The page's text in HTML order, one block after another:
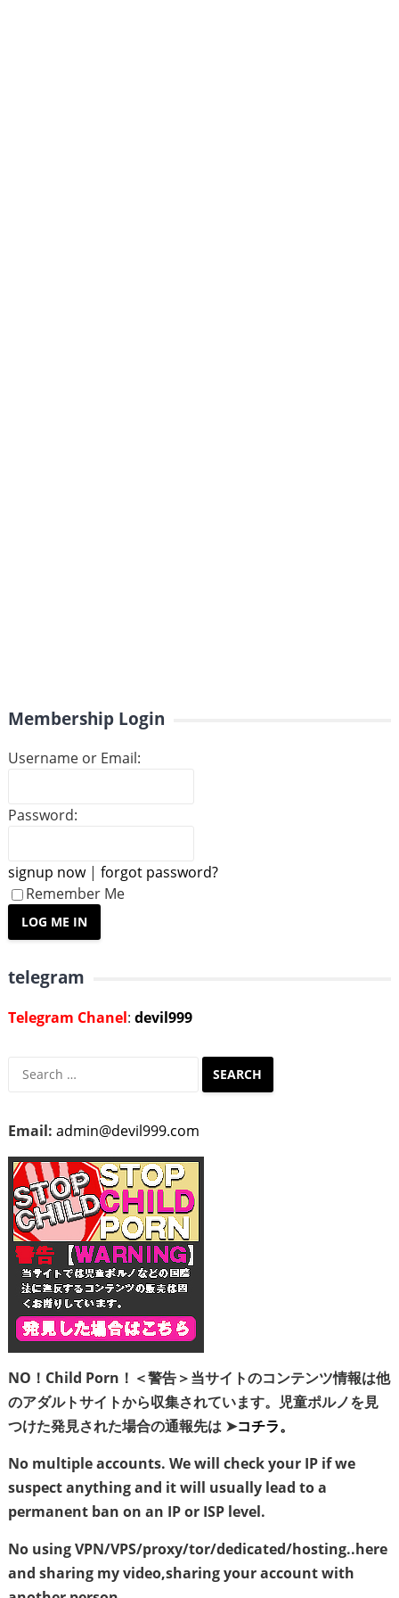
Membership Login
Username or Email:
Password:
signup now| forgot password?
Remember Me
telegram
Telegram Chanel: devil999
Search
Email: admin@devil999.com
NO！Child Porn！＜警告＞当サイトのコンテンツ情報は他
のアダルトサイトから収集されています。児童ポルノを見
つけた発見された場合の通報先は ➤コチラ。
No multiple accounts. We will check your IP if we
suspect anything and it will usually lead to a
permanent ban on an IP or ISP level.
No using VPN/VPS/proxy/tor/dedicated/hosting..here
and sharing my video,sharing your account with